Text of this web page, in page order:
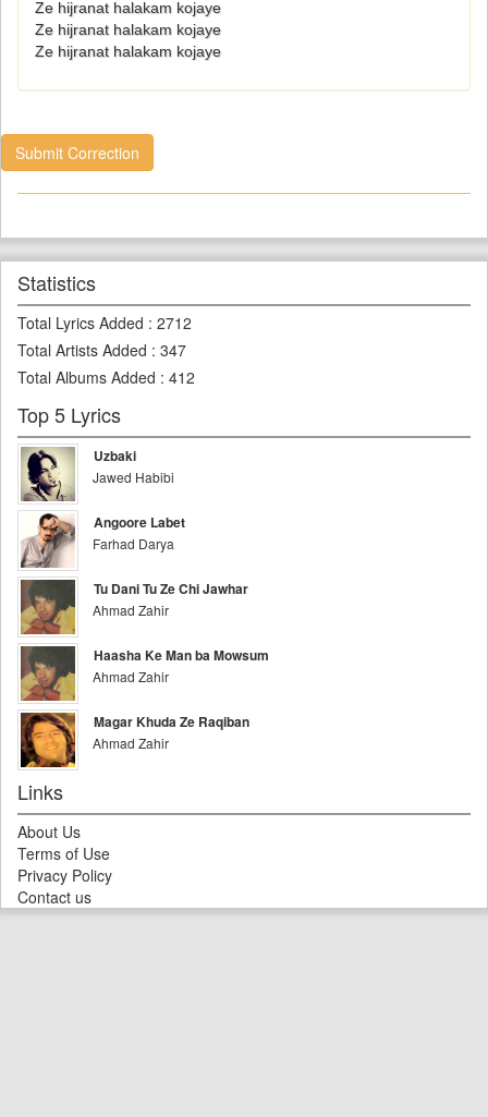
Ze hijranat halakam kojaye
Ze hijranat halakam kojaye
Ze hijranat halakam kojaye
Submit Correction
Statistics
Total Lyrics Added : 2712
Total Artists Added : 347
Total Albums Added : 412
Top 5 Lyrics
Uzbaki
Jawed Habibi
Angoore Labet
Farhad Darya
Tu Dani Tu Ze Chi Jawhar
Ahmad Zahir
Haasha Ke Man ba Mowsum
Ahmad Zahir
Magar Khuda Ze Raqiban
Ahmad Zahir
Links
About Us
Terms of Use
Privacy Policy
Contact us